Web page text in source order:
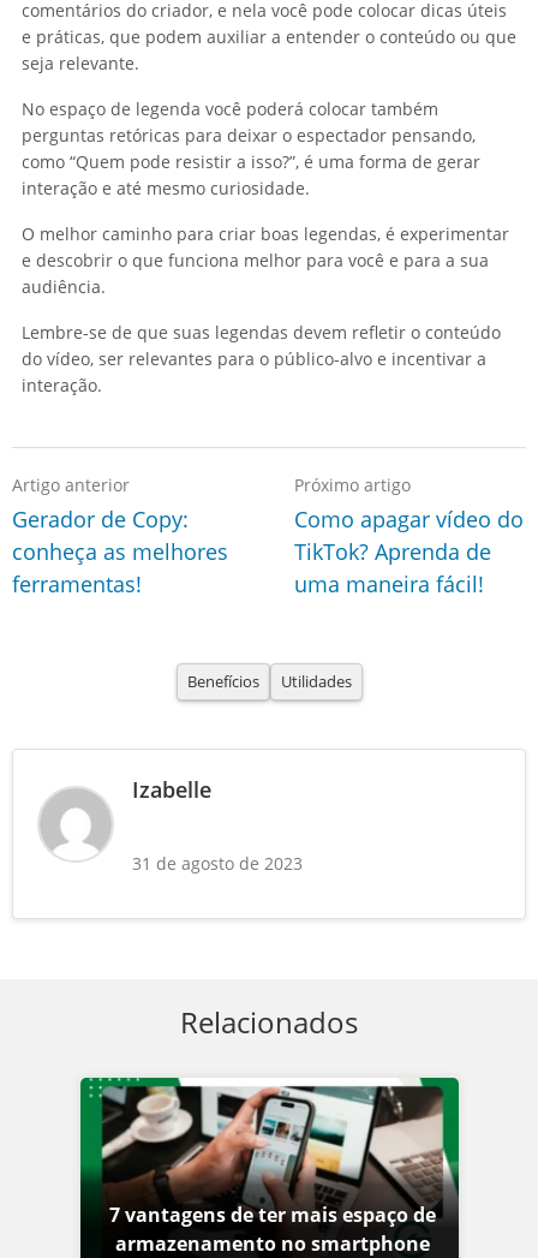
comentários do criador, e nela você pode colocar dicas úteis
e práticas, que podem auxiliar a entender o conteúdo ou que
seja relevante.
No espaço de legenda você poderá colocar também
perguntas retóricas para deixar o espectador pensando,
como “Quem pode resistir a isso?”, é uma forma de gerar
interação e até mesmo curiosidade.
O melhor caminho para criar boas legendas, é experimentar
e descobrir o que funciona melhor para você e para a sua
audiência.
Lembre-se de que suas legendas devem refletir o conteúdo
do vídeo, ser relevantes para o público-alvo e incentivar a
interação.
Artigo anterior
Gerador de Copy:
conheça as melhores
ferramentas!
Próximo artigo
Como apagar vídeo do
TikTok? Aprenda de
uma maneira fácil!
Benefícios Utilidades
Izabelle
31 de agosto de 2023
Relacionados
7 vantagens de ter mais espaço de
armazenamento no smartphone